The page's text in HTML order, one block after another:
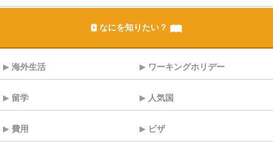
なにを知りたい？
海外生活 ワーキングホリデー
留学 人気国
費用 ビザ